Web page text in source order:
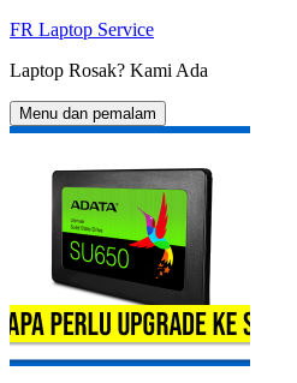
Langkau
kandungan
FR Laptop Service
Laptop Rosak? Kami Ada
Menu dan pemalam